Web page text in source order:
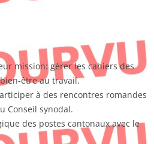
mission: gérer les cahiers des
être au travail.
à des rencontres romandes
Conseil synodal.
des postes cantonaux avec le